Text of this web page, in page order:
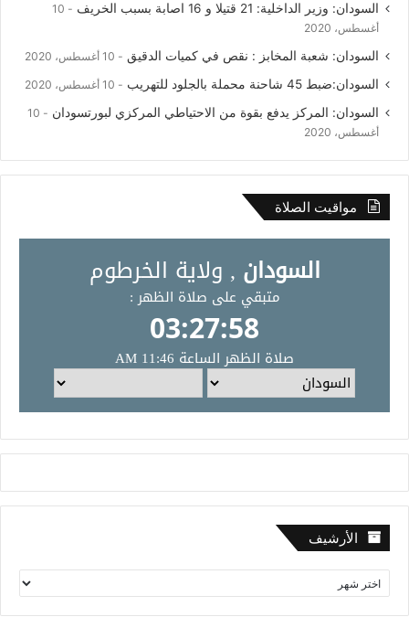
السودان: وزير الداخلية: 21 قتيلا و 16 اصابة بسبب الخريف
10
أغسطس، 2020
السودان: شعبة المخابز : نقص في كميات الدقيق 10 أغسطس، 2020
السودان:ضبط 45 شاحنة محملة بالجلود للتهريب 10 أغسطس، 2020
السودان: المركز يدفع بقوة من الاحتياطي المركزي لبورتسودان
10
أغسطس، 2020
مواقيت الصلاة
الأرشيف
ل